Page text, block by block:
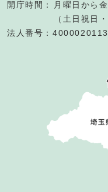
開庁時間：
月曜日から
（土日祝日
法人番号：